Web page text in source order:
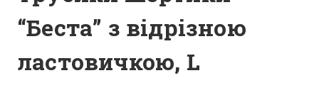
“Беста” з відрізною
ластовичкою, L